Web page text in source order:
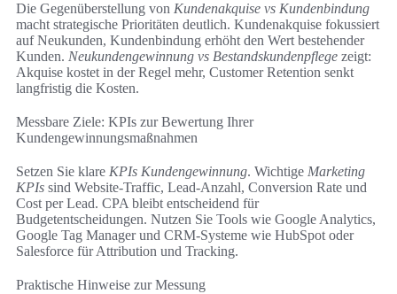
Die Gegenüberstellung von Kundenakquise vs Kundenbindung
macht strategische Prioritäten deutlich. Kundenakquise fokussiert
auf Neukunden, Kundenbindung erhöht den Wert bestehender
Kunden. Neukundengewinnung vs Bestandskundenpflege zeigt:
Akquise kostet in der Regel mehr, Customer Retention senkt
langfristig die Kosten.
Messbare Ziele: KPIs zur Bewertung Ihrer
Kundengewinnungsmaßnahmen
Setzen Sie klare KPIs Kundengewinnung. Wichtige Marketing
KPIs sind Website-Traffic, Lead-Anzahl, Conversion Rate und
Cost per Lead. CPA bleibt entscheidend für
Budgetentscheidungen. Nutzen Sie Tools wie Google Analytics,
Google Tag Manager und CRM-Systeme wie HubSpot oder
Salesforce für Attribution und Tracking.
Praktische Hinweise zur Messung